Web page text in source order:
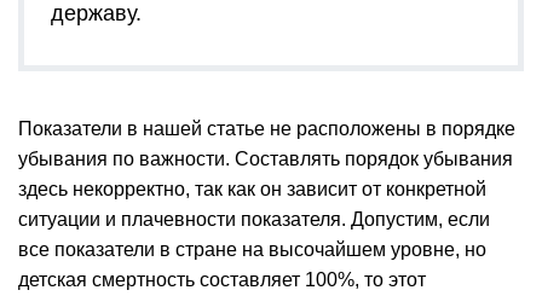
державу.
Показатели в нашей статье не расположены в порядке
убывания по важности. Составлять порядок убывания
здесь некорректно, так как он зависит от конкретной
ситуации и плачевности показателя. Допустим, если
все показатели в стране на высочайшем уровне, но
детская смертность составляет 100%, то этот